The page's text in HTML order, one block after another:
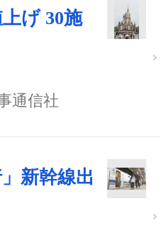
げ 30施
通信社
新幹線出